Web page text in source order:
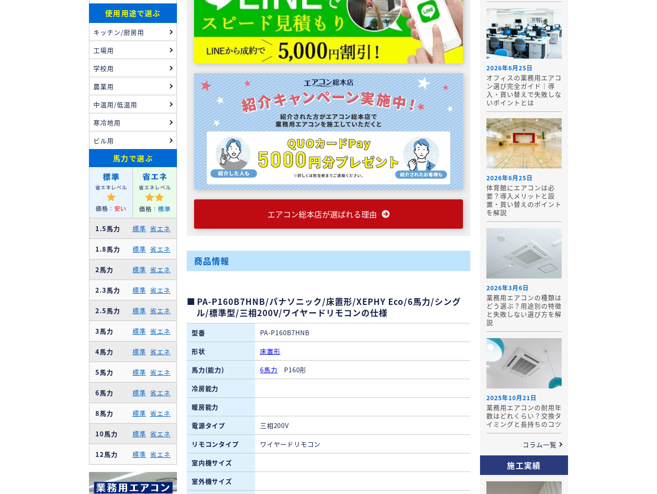
エアコン総本店が選ばれる理由
商品情報
PA-P160B7HNB/パナソニック/床置形/XEPHY Eco/6馬力/シング
ル/標準型/三相200V/ワイヤードリモコンの仕様
型番
PA-P160B7HNB
形状
床置形
馬力(能力)
6馬力 P160形
冷房能力
暖房能力
電源タイプ
三相200V
リモコンタイプ
ワイヤードリモコン
室内機サイズ
室外機サイズ
使用用途で選ぶ
キッチン/厨房用
工場用
学校用
農業用
中温用/低温用
寒冷地用
ビル用
馬力で選ぶ
1.5馬力 標準 省エネ
1.8馬力 標準 省エネ
2馬力 標準 省エネ
2.3馬力 標準 省エネ
2.5馬力 標準 省エネ
3馬力 標準 省エネ
4馬力 標準 省エネ
5馬力 標準 省エネ
6馬力 標準 省エネ
8馬力 標準 省エネ
10馬力 標準 省エネ
12馬力 標準 省エネ
2026年6月25日
オフィスの業務用エアコ
ン選び完全ガイド｜導
入・買い替えで失敗しな
いポイントとは
2026年6月25日
体育館にエアコンは必
要？導入メリットと設
置・買い替えのポイント
を解説
2026年3月6日
業務用エアコンの種類は
どう選ぶ？用途別の特徴
と失敗しない選び方を解
説
2025年10月21日
業務用エアコンの耐用年
数はどれくらい？交換タ
イミングと長持ちのコツ
コラム一覧
施工実績